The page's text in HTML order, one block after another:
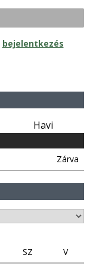
bejelentkezés
Havi
Zárva
SZ
V